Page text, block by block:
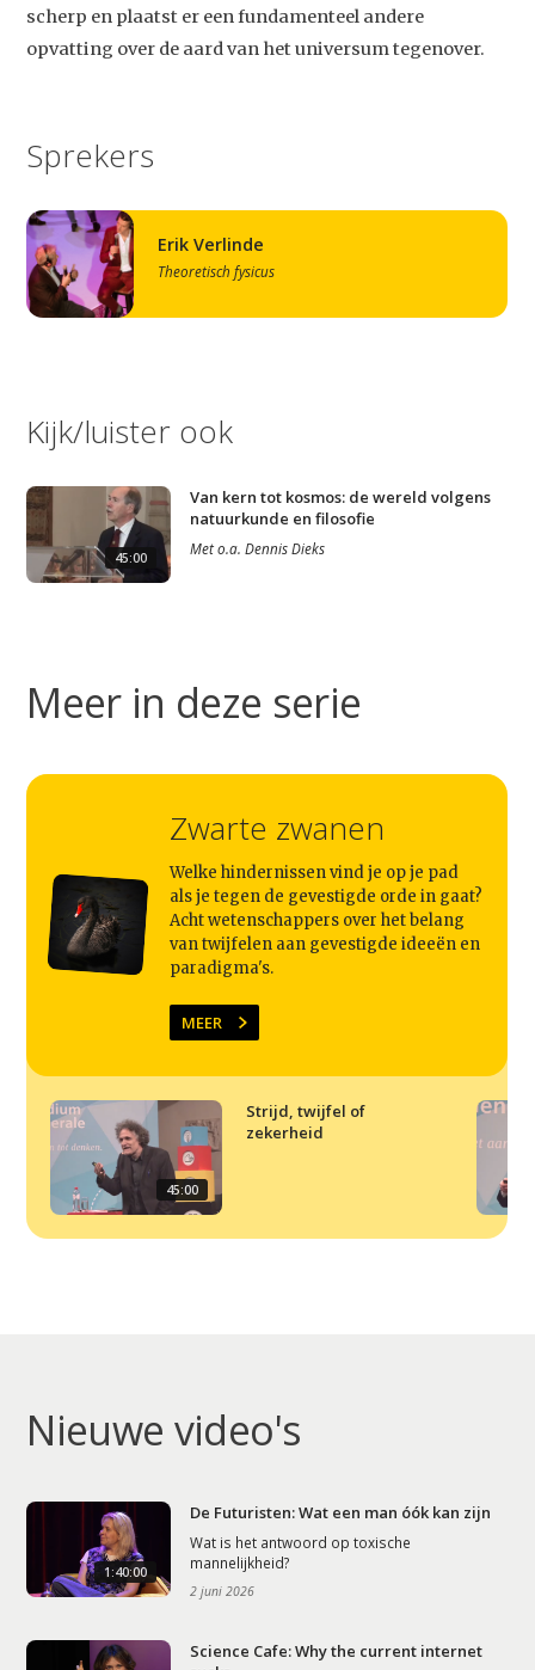
Studium Generale
Home
Agenda
Video
Podcast
Artikelen
Contact
scherp en plaatst er een fundamenteel andere
opvatting over de aard van het universum tegenover.
Sprekers
Erik Verlinde
Theoretisch fysicus
Kijk/luister ook
45:00
Van kern tot kosmos: de wereld volgens
natuurkunde en filosofie
Meto.a.Dennis Dieks
Meer in deze serie
Zwarte zwanen
Welke hindernissen vind je op je pad
als je tegen de gevestigde orde in gaat?
Acht wetenschappers over het belang
van twijfelen aan gevestigde ideeën en
paradigma's.
MEER
45:00
Strijd, twijfel of
zekerheid
Nieuwe video's
1:40:00
De Futuristen: Wat een man óók kan zijn
Wat is het antwoord op toxische
mannelijkheid?
2 juni 2026
Science Cafe: Why the current internet